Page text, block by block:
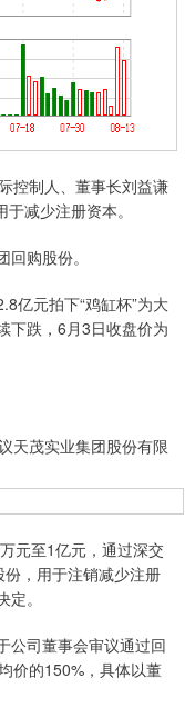
制人、董事长刘益谦
减少注册资本。
购股份。
元拍下“鸡缸杯”为大
下跌，6月3日收盘价为
茂实业集团股份有限
元至1亿元，通过深交
，用于注销减少注册
。
司董事会审议通过回
价的150%，具体以董